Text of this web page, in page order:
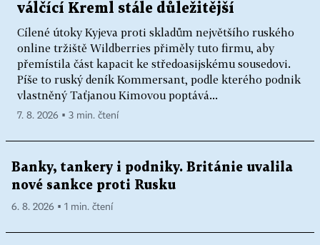
válčící Kreml stále důležitější
Cílené útoky Kyjeva proti skladům největšího ruského
online tržiště Wildberries přiměly tuto firmu, aby
přemístila část kapacit ke středoasijskému sousedovi.
Píše to ruský deník Kommersant, podle kterého podnik
vlastněný Taťjanou Kimovou poptává...
7. 8. 2026 ▪ 3 min. čtení
Banky, tankery i podniky. Británie uvalila
nové sankce proti Rusku
6. 8. 2026 ▪ 1 min. čtení